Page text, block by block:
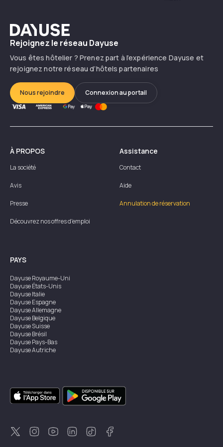
Dayuse
Rejoignez le réseau Dayuse
Vous êtes hôtelier ? Prenez part à l’expérience Dayuse et
rejoignez notre réseau d’hôtels partenaires
Nous rejoindre Connexion au portail
À PROPOS
La société
Avis
Presse
Découvrez nos offres d'emploi
Assistance
Contact
Aide
Annulation de réservation
PAYS
DayuseRoyaume-Uni
DayuseÉtats-Unis
DayuseItalie
DayuseEspagne
DayuseAllemagne
DayuseBelgique
DayuseSuisse
DayuseBrésil
DayusePays-Bas
DayuseAutriche
DayuseSingapour
DayuseSuède
DayuseThaïlande
DayuseNouvelle-Zélande
DayuseTurquie